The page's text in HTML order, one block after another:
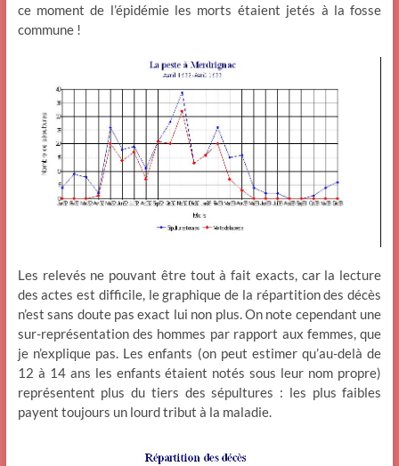
ce moment de l’épidémie les morts étaient jetés à la fosse
commune !
Les relevés ne pouvant être tout à fait exacts, car la lecture
des actes est difficile, le graphique de la répartition des décès
n’est sans doute pas exact lui non plus. On note cependant une
sur-représentation des hommes par rapport aux femmes, que
je n’explique pas. Les enfants (on peut estimer qu’au-delà de
12 à 14 ans les enfants étaient notés sous leur nom propre)
représentent plus du tiers des sépultures : les plus faibles
payent toujours un lourd tribut à la maladie.